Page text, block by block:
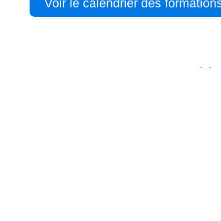
Voir le calendrier des
Accompagnement